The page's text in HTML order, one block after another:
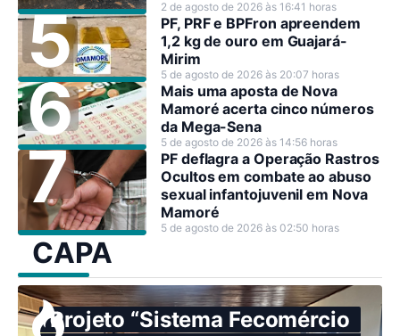
2 de agosto de 2026 às 16:41 horas
PF, PRF e BPFron apreendem
1,2 kg de ouro em Guajará-
Mirim
5 de agosto de 2026 às 20:07 horas
Mais uma aposta de Nova
Mamoré acerta cinco números
da Mega-Sena
5 de agosto de 2026 às 14:56 horas
PF deflagra a Operação Rastros
Ocultos em combate ao abuso
sexual infantojuvenil em Nova
Mamoré
5 de agosto de 2026 às 02:50 horas
CAPA
Projeto “Sistema Fecomércio